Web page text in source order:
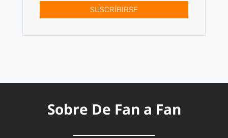
SUSCRÍBIRSE
Sobre De Fan a Fan